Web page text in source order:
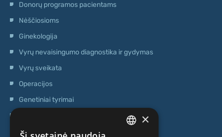
Donorų programos pacientams
Nėščiosioms
Ginekologija
Vyrų nevaisingumo diagnostika ir gydymas
Vyrų sveikata
Operacijos
Genetiniai tyrimai
Kamieninių ląstelių centras
×